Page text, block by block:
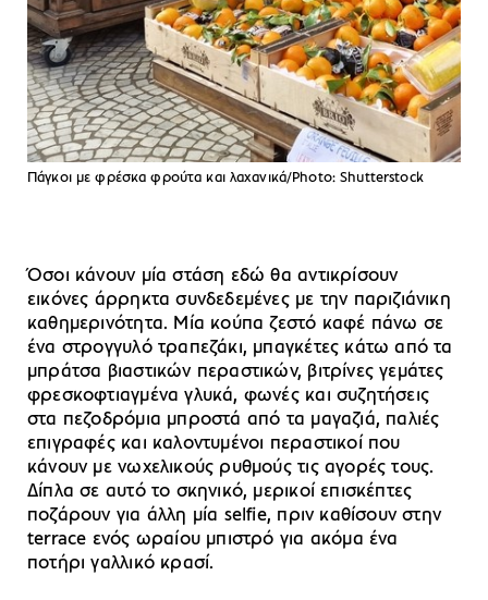
Πάγκοι με φρέσκα φρούτα και λαχανικά/Photo: Shutterstock
Όσοι κάνουν μία στάση εδώ θα αντικρίσουν
εικόνες άρρηκτα συνδεδεμένες με την παριζιάνικη
καθημερινότητα. Μία κούπα ζεστό καφέ πάνω σε
ένα στρογγυλό τραπεζάκι, μπαγκέτες κάτω από τα
μπράτσα βιαστικών περαστικών, βιτρίνες γεμάτες
φρεσκοφτιαγμένα γλυκά, φωνές και συζητήσεις
στα πεζοδρόμια μπροστά από τα μαγαζιά, παλιές
επιγραφές και καλοντυμένοι περαστικοί που
κάνουν με νωχελικούς ρυθμούς τις αγορές τους.
Δίπλα σε αυτό το σκηνικό, μερικοί επισκέπτες
ποζάρουν για άλλη μία selfie, πριν καθίσουν στην
terrace ενός ωραίου μπιστρό για ακόμα ένα
ποτήρι γαλλικό κρασί.